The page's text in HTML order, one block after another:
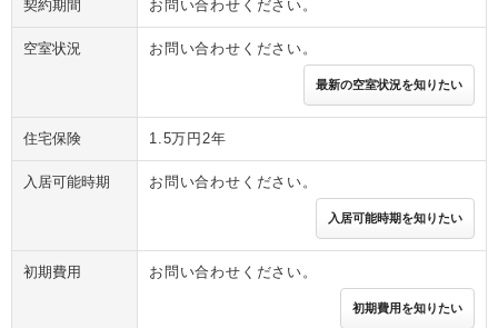
契約期間 お問い合わせください。
空室状況 お問い合わせください。
最新の空室状況を知りたい
住宅保険 1.5万円2年
入居可能時期 お問い合わせください。
入居可能時期を知りたい
初期費用 お問い合わせください。
初期費用を知りたい